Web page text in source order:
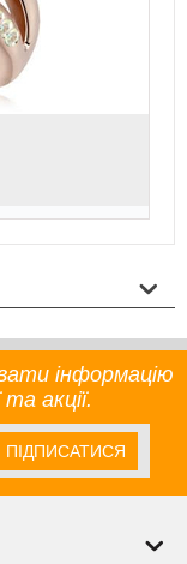
інформацію
акції.
ПІДПИСАТИСЯ